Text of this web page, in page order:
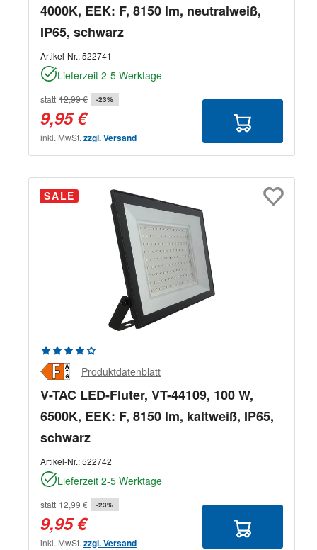
4000K, EEK: F, 8150 lm, neutralweiß,
IP65, schwarz
Artikel-Nr.:522741
Lieferzeit 2-5 Werktage
statt 12,99 € -23%
9,95 €
inkl. MwSt. zzgl. Versand
SALE
Durchschnittliche Bewertung von 4.33 von 5 Sternen
Produktdatenblatt
V-TAC LED-Fluter, VT-44109, 100 W,
6500K, EEK: F, 8150 lm, kaltweiß, IP65,
schwarz
Artikel-Nr.:522742
Lieferzeit 2-5 Werktage
statt 12,99 € -23%
9,95 €
inkl. MwSt. zzgl. Versand